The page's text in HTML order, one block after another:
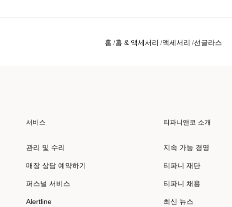
홈 홈 & 액세서리 액세서리 선글라스
서비스
관리 및 수리
매장 상담 예약하기
퍼스널 서비스
Alertline
티파니앤코 소개
지속 가능 경영
티파니 재단
티파니 채용
최신 뉴스